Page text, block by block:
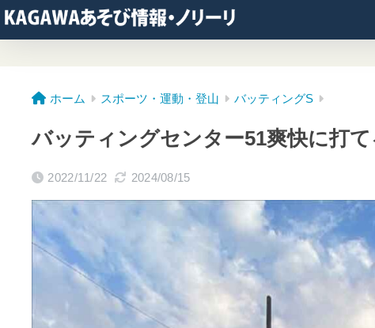
ホーム スポーツ・運動・登山 バッティングS
バッティングセンター51爽快に打
2022/11/22 2024/08/15